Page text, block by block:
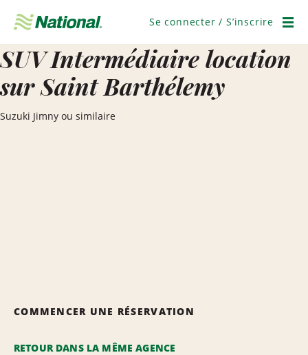
navigation
Se connecter / S’inscrire
SUV Intermédiaire location
sur Saint Barthélemy
Suzuki Jimny ou similaire
COMMENCER UNE RÉSERVATION
RETOUR DANS LA MÊME AGENCE